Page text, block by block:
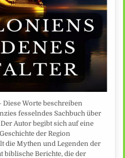
Diese Worte beschreiben
fesselndes Sachbuch über
Autor begibt sich auf eine
der Region
die Mythen und Legenden der
biblische Berichte, die der